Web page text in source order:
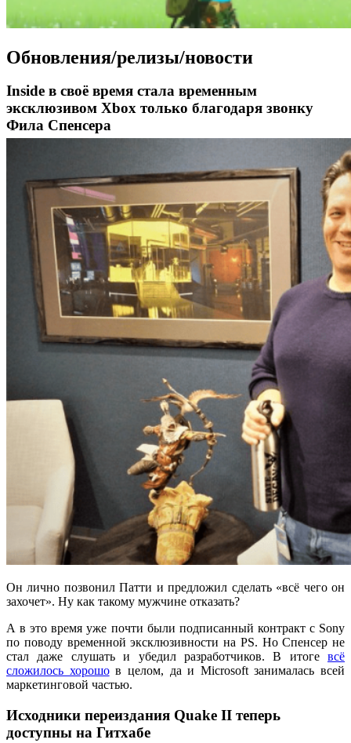
Обновления/релизы/новости
Inside в своё время стала временным
эксклюзивом Xbox только благодаря звонку
Фила Спенсера
Он лично позвонил Патти и предложил сделать «всё чего он
захочет». Ну как такому мужчине отказать?
А в это время уже почти были подписанный контракт с Sony
по поводу временной эксклюзивности на PS. Но Спенсер не
стал даже слушать и убедил разработчиков. В итоге всё
сложилось хорошов целом, да и Microsoft занималась всей
маркетинговой частью.
Исходники переиздания Quake II теперь
доступны на Гитхабе